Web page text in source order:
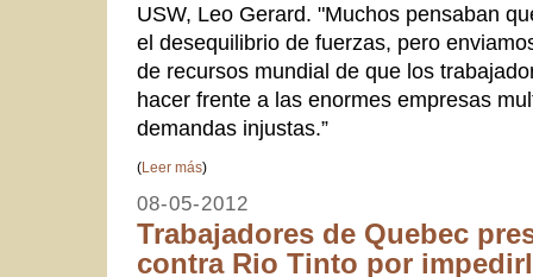
USW, Leo Gerard. "Muchos pensaban
el desequilibrio de fuerzas, pero
de recursos mundial de que los
hacer frente a las enormes empresas
demandas injustas.”
(Leer más)
08-05-2012
Trabajadores de Quebec
contra Rio Tinto por